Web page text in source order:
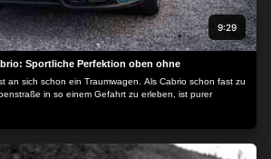
9:29
Sportliche Perfektion oben ohne
an sich schon ein Traumwagen. Als Cabrio schon fast zu
in so einem Gefahrt zu erleben, ist purer